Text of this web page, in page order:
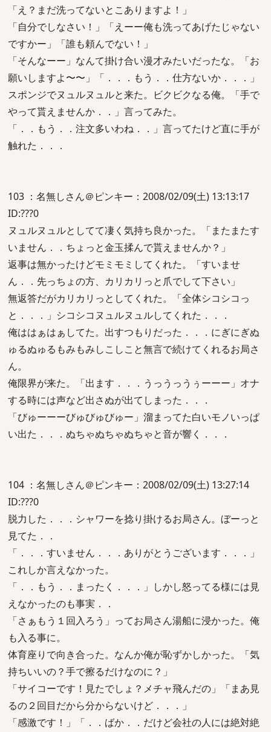
「え？まだ洗ってないとこありますよ！」
「自分でしなさい！」「えーー俺も洗ってあげたじゃない
ですかー」「誰も頼んでない！」
「そんなーー」なんて掛け合い漫才みたいだったな。「お
願いしますよ〜〜」「．．．もう．．仕方ないか．．．」
スポンジでヌュルヌュルと来た。ビクビクなる俺。「手で
やって貰えませんか．．」言ってみた。
「．．もう．．注文多いわね．．」言ってたけど直に手が
触れた．．．
103 ：名無しさん＠ピンキー：2008/02/09(土) 13:13:17
ID:???0
ヌュルヌュルとしてて凄く気持ち良かった。「またまたす
いません．．ちょっと金玉揉んで貰えませんか？」
返事は無かったけどモミモミしてくれた。「すいませ
ん．．先っちょの方、カリカリっと爪でして下さい」
無返答だがカリカリっとしてくれた。「全体シコシコっ
と．．．」シコシコヌュルヌュルしてくれた．．．
俺ははぁはぁしてた。出すつもりだった．．．にぎにぎぬ
ゅるぬゅるもみもみしこしこと無言で続けてくれるお局さ
ん。
俺限界が来た。「出ます．．．うっうっうぅーーー」オナ
する時には声など出さぬが出てしまった．．．
「びゅーーーびゅびゅびゅー」溜まってた白いモノいっぱ
い出た．．．ぬちゃぬちゃぬちゃと音が響く．．．
104 ：名無しさん＠ピンキー：2008/02/09(土) 13:27:14
ID:???0
脱力した．．．シャワーを捻り掛けるお局さん。ぼーっと
見てた．．
「．．．すいません．．．ありがとうございます．．．」
これしか言えなかった。
「．．もう．．まったく．．．」しかし怒ってる様には見
えなかったのも事実．．
「さぁもう１回入ろう」ってお局さん湯船に浸かった。俺
も入る事に。
体育座りで向き合った。なんか俺が恥ずかしかった。「気
持ちいいの？手で擦るだけなのに？」
「サイコーです！見たでしょ？メチャ飛んだの」「まあ見
るの２回目だから分からないけど．．．」
「感激です！」「．．ばか．．だけど会社の人には絶対絶